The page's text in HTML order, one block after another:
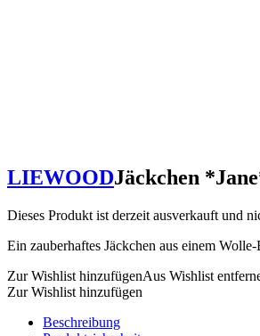
LIEWOODJäckchen
Dieses Produkt ist derzeit ausverkauft und
Ein zauberhaftes Jäckchen aus einem
Zur Wishlist hinzufügenAus Wishlist
Zur Wishlist hinzufügen
Beschreibung